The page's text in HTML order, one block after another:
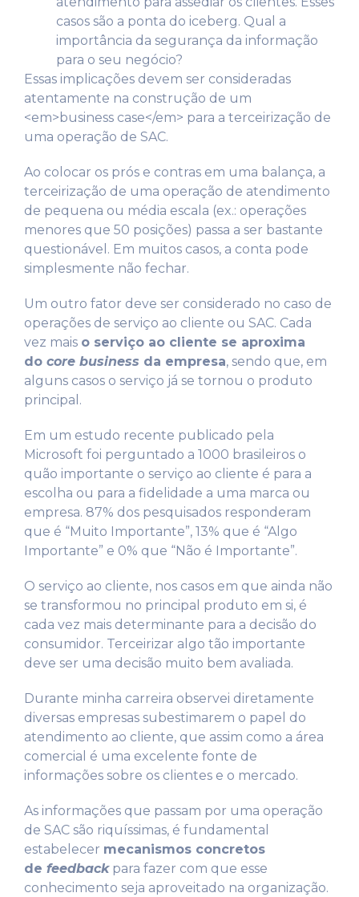
casos são a ponta do iceberg. Qual a
importância da segurança da informação
para o seu negócio?
Essas implicações devem ser consideradas
atentamente na construção de um
<em>business case</em> para a terceirização de
uma operação de SAC.
Ao colocar os prós e contras em uma balança, a
terceirização de uma operação de atendimento
de pequena ou média escala (ex.: operações
menores que 50 posições) passa a ser bastante
questionável. Em muitos casos, a conta pode
simplesmente não fechar.
Um outro fator deve ser considerado no caso de
operações de serviço ao cliente ou SAC. Cada
vez mais o serviço ao cliente se aproxima
do core business da empresa, sendo que, em
alguns casos o serviço já se tornou o produto
principal.
Em um estudo recente publicado pela
Microsoft foi perguntado a 1000 brasileiros o
quão importante o serviço ao cliente é para a
escolha ou para a fidelidade a uma marca ou
empresa. 87% dos pesquisados responderam
que é “Muito Importante”, 13% que é “Algo
Importante” e 0% que “Não é Importante”.
O serviço ao cliente, nos casos em que ainda não
se transformou no principal produto em si, é
cada vez mais determinante para a decisão do
consumidor. Terceirizar algo tão importante
deve ser uma decisão muito bem avaliada.
Durante minha carreira observei diretamente
diversas empresas subestimarem o papel do
atendimento ao cliente, que assim como a área
comercial é uma excelente fonte de
informações sobre os clientes e o mercado.
As informações que passam por uma operação
de SAC são riquíssimas, é fundamental
estabelecer mecanismos concretos
de feedbackpara fazer com que esse
conhecimento seja aproveitado na organização.